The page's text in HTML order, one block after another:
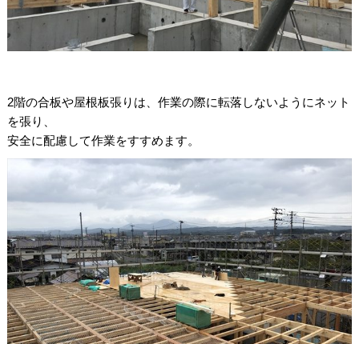
2階の合板や屋根板張りは、作業の際に転落しないようにネット
を張り、
安全に配慮して作業をすすめます。